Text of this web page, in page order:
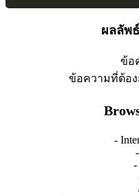
ผลลัพ
ข้อ
ข้อความที่ต้อง
-
-